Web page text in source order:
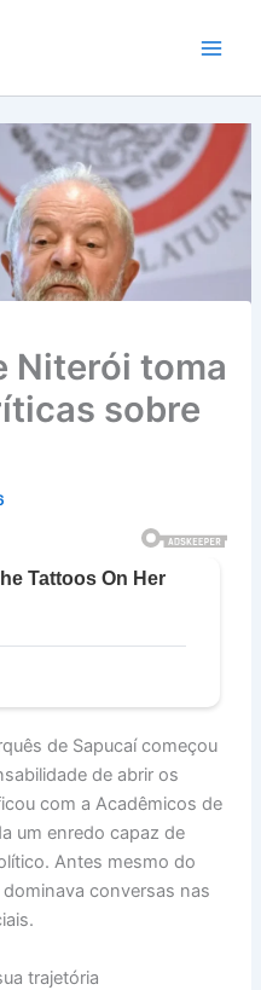
Niterói toma
sobre
de Sapucaí começou
de abrir os
com a Acadêmicos de
um enredo capaz de
Antes mesmo do
conversas nas
trajetória